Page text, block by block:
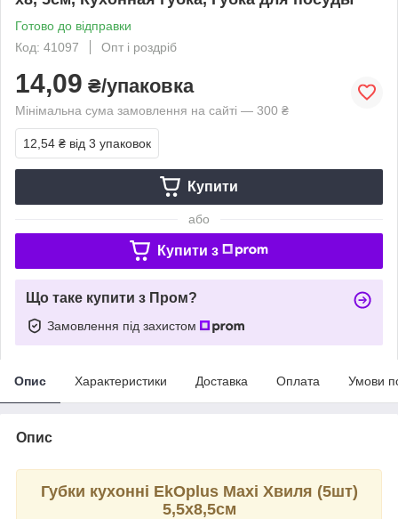
Готово до відправки
Код: 41097
Опт і роздріб
14,09 ₴/упаковка
Мінімальна сума замовлення на сайті — 300 ₴
12,54 ₴ від 3 упаковок
Купити
або
Купити з
Що таке купити з Пром?
Замовлення під захистом
Опис Характеристики Доставка Оплата Умови
Опис
Губки кухонні EkOplus Maxi Хвиля (5шт)
5,5х8,5см